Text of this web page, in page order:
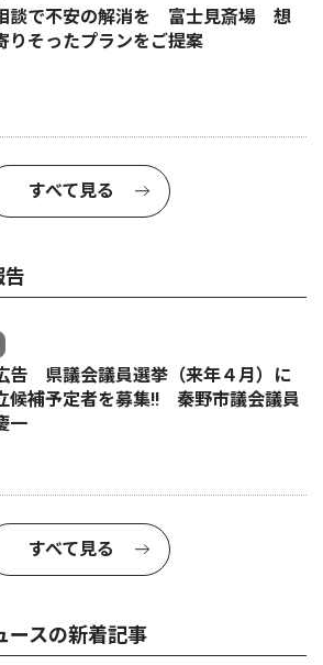
談で不安の解消を 富士見斎場 想
りそったプランをご提案
すべて見る
告
告 県議会議員選挙（来年４月）に
候補予定者を募集‼ 秦野市議会議員
一
すべて見る
ースの新着記事